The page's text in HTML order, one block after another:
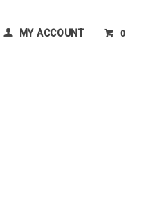
MY ACCOUNT 0